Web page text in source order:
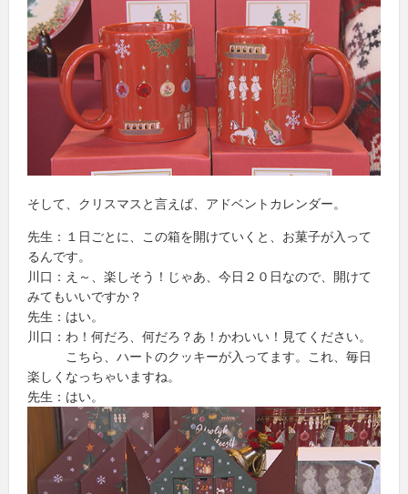
そして、クリスマスと言えば、アドベントカレンダー。
先生：１日ごとに、この箱を開けていくと、お菓子が入って
るんです。
川口：え～、楽しそう！じゃあ、今日２０日なので、開けて
みてもいいですか？
先生：はい。
川口：わ！何だろ、何だろ？あ！かわいい！見てください。
こちら、ハートのクッキーが入ってます。これ、毎日
楽しくなっちゃいますね。
先生：はい。